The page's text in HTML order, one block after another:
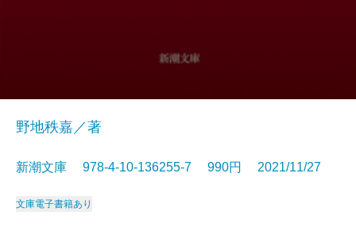
野地秩嘉／著
新潮文庫 978-4-10-136255-7 990円 2021/11/27
文庫電子書籍あり